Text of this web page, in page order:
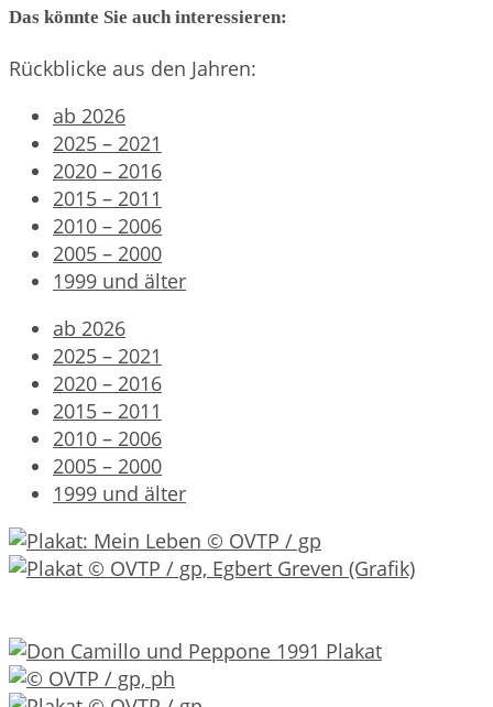
Das könnte Sie auch interessieren:
Rückblicke aus den Jahren:
ab 2026
2025 – 2021
2020 – 2016
2015 – 2011
2010 – 2006
2005 – 2000
1999 und älter
ab 2026
2025 – 2021
2020 – 2016
2015 – 2011
2010 – 2006
2005 – 2000
1999 und älter